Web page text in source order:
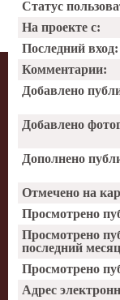
Статус
На проекте с:
Последний вход:
Комментарии:
Добавлено
Добавлено
Дополнено
Отмечено на
Просмотрено
Просмотрено
последний
Просмотрено
Адрес